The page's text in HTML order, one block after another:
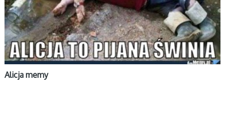
Alicja memy